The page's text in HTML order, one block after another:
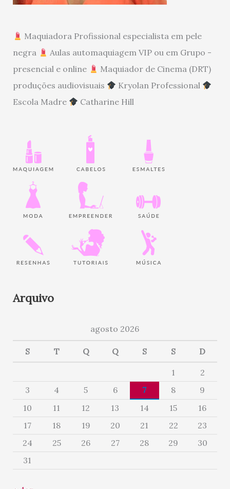
Maquiadora Profissional especialista em pele
negra
Aulas automaquiagem VIP ou em Grupo -
presencial e online
Maquiador de Cinema (DRT)
produções audiovisuais
Kryolan Professional
Escola Madre
Catharine Hill
Arquivo
agosto 2026
S T Q Q S S D
1
2
3
4 5 6 7 8
9
10
11 12 13 14 15
16
17
18 19 20 21 22
23
24
25 26 27 28 29
30
31